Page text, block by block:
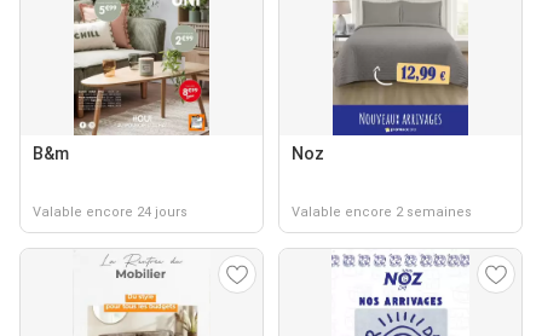
B&m
Valable encore 24 jours
Noz
Valable encore 2 semaines